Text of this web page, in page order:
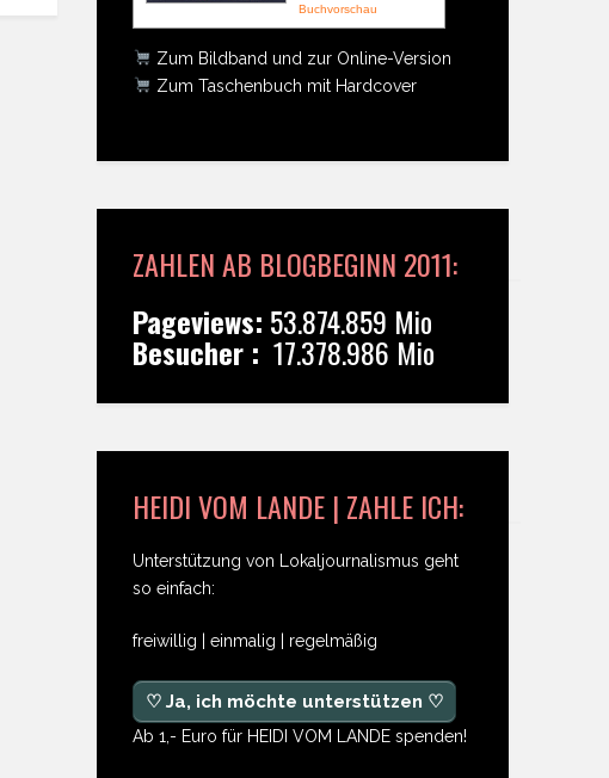
Buchvorschau
Zum Bildband und zur Online-Version
Zum Taschenbuch mit Hardcover
ZAHLEN AB BLOGBEGINN 2011:
Pageviews: 53.874.859 Mio
Besucher : 17.378.986 Mio
HEIDI VOM LANDE | ZAHLE ICH:
Unterstützung von Lokaljournalismus geht
so einfach:
freiwillig | einmalig | regelmäßig
♡ Ja, ich möchte unterstützen ♡
Ab 1,- Euro für HEIDI VOM LANDE spenden!